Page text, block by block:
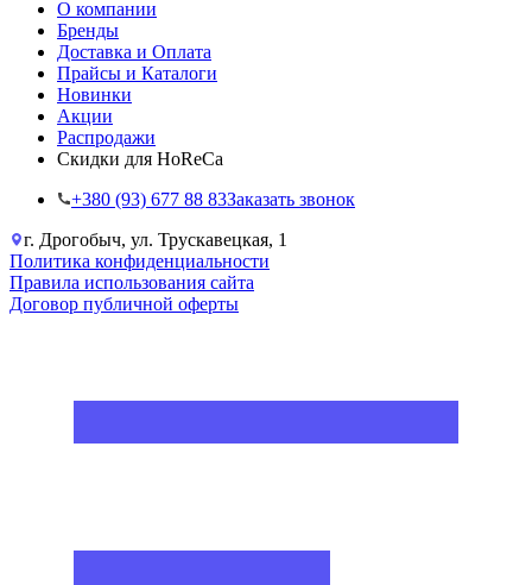
О компании
Бренды
Доставка и Оплата
Прайсы и Каталоги
Новинки
Акции
Распродажи
Скидки для HoReCa
+38‎0 (93) 677 88 83Заказать звонок
г. Дрогобыч, ул. Трускавецкая, 1
Политика конфиденциальности
Правила использования сайта
Договор публичной оферты